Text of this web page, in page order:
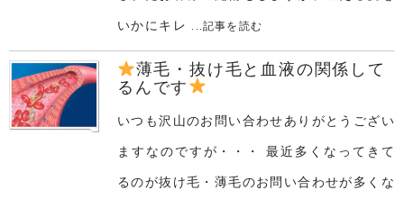
いかにキレ ...記事を読む
薄毛・抜け毛と血液の関係して
るんです
いつも沢山のお問い合わせありがとうござい
ますなのですが・・・ 最近多くなってきて
るのが抜け毛・薄毛のお問い合わせが多くな